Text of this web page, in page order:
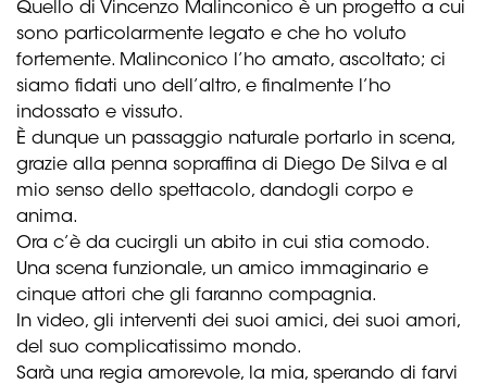
Quello di Vincenzo Malinconico è un progetto a cui
sono particolarmente legato e che ho voluto
fortemente. Malinconico l’ho amato, ascoltato; ci
siamo fidati uno dell’altro, e finalmente l’ho
indossato e vissuto.
È dunque un passaggio naturale portarlo in scena,
grazie alla penna sopraffina di Diego De Silva e al
mio senso dello spettacolo, dandogli corpo e
anima.
Ora c’è da cucirgli un abito in cui stia comodo.
Una scena funzionale, un amico immaginario e
cinque attori che gli faranno compagnia.
In video, gli interventi dei suoi amici, dei suoi amori,
del suo complicatissimo mondo.
Sarà una regia amorevole, la mia, sperando di farvi